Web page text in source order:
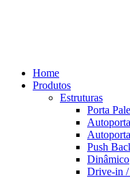
Home
Produtos
Estruturas
Porta
Push
Dinâmico
Drive-in